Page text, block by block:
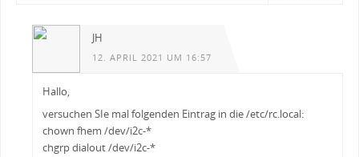
JH
12. APRIL 2021 UM 16:57
Hallo,
versuchen SIe mal folgenden Eintrag in die /etc/rc.local:
chown fhem /dev/i2c-*
chgrp dialout /dev/i2c-*